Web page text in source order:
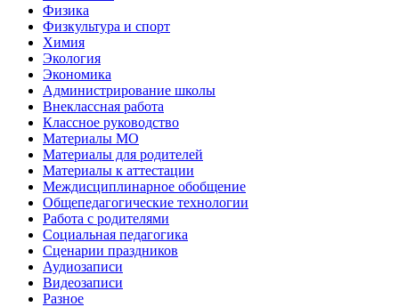
Физика
Физкультура и спорт
Химия
Экология
Экономика
Администрирование школы
Внеклассная работа
Классное руководство
Материалы МО
Материалы для родителей
Материалы к аттестации
Междисциплинарное обобщение
Общепедагогические технологии
Работа с родителями
Социальная педагогика
Сценарии праздников
Аудиозаписи
Видеозаписи
Разное